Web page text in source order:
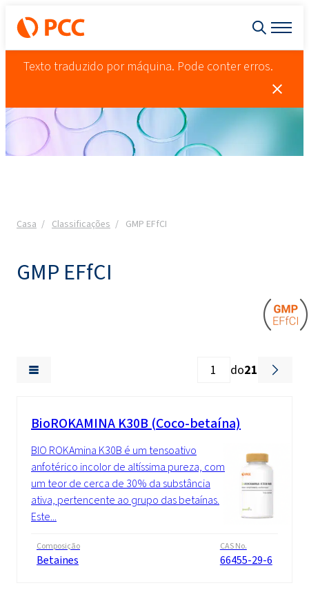
Texto traduzido por máquina. Pode conter erros.
Casa Classificações GMP EFfCI
GMP EFfCI
do21
BioROKAMINA K30B (Coco-betaína)
BIO ROKAmina K30B é um tensoativo
anfotérico incolor de altíssima pureza, com
um teor de cerca de 30% da substância
ativa, pertencente ao grupo das betaínas.
Este...
Composição
Betaines
CAS No.
66455-29-6